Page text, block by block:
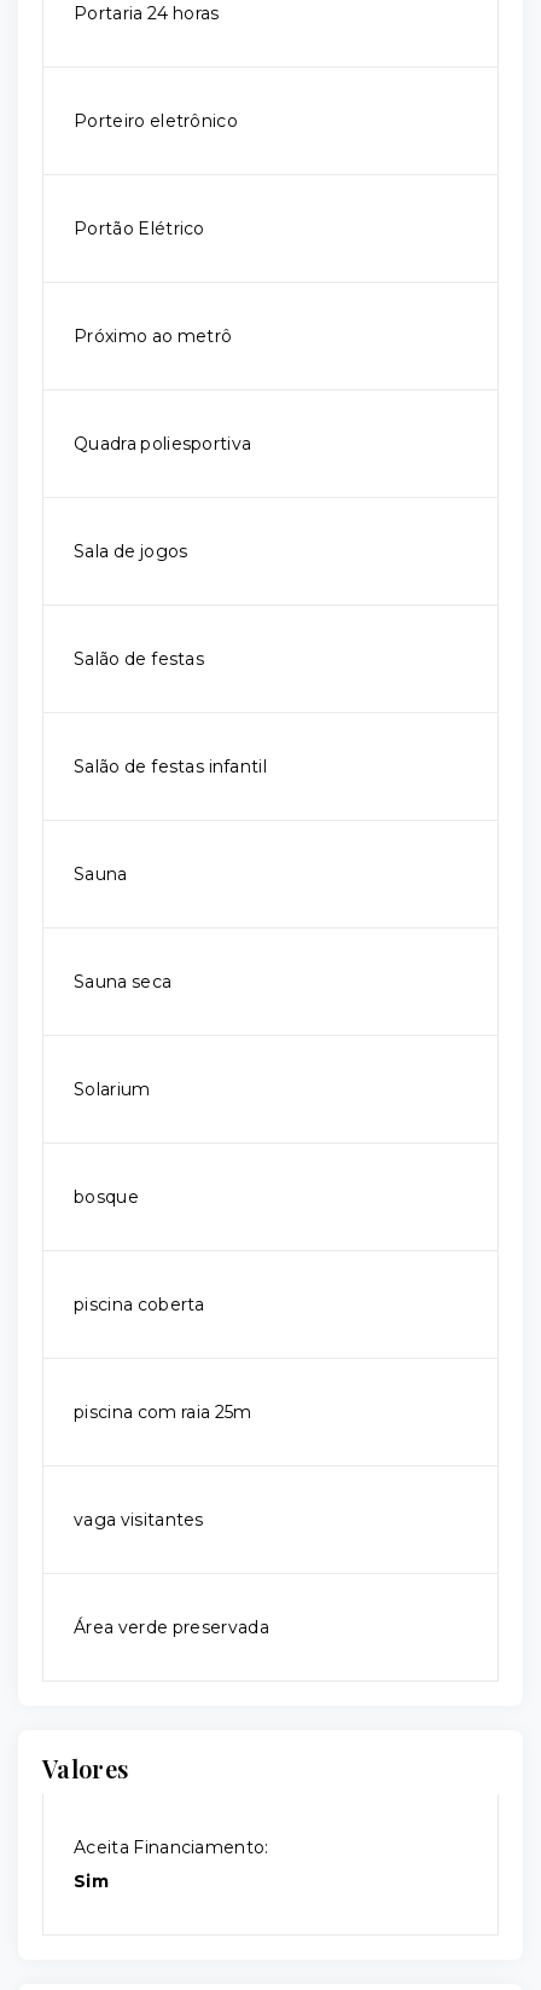
Portaria 24 horas
Porteiro eletrônico
Portão Elétrico
Próximo ao metrô
Quadra poliesportiva
Sala de jogos
Salão de festas
Salão de festas infantil
Sauna
Sauna seca
Solarium
bosque
piscina coberta
piscina com raia 25m
vaga visitantes
Área verde preservada
Valores
Aceita Financiamento:
Sim